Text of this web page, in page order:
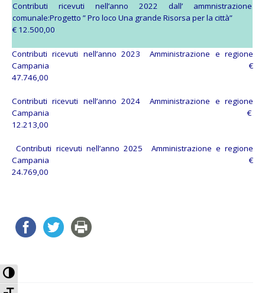
Attiva/disattiva alto contrasto
Contributi ricevuti nell’anno 2022 dall’ ammnistrazione
comunale:Progetto ” Pro loco Una grande Risorsa per la città”
€ 12.500,00
Contributi ricevuti nell’anno 2023 Amministrazione e regione
Campania €
47.746,00
Contributi ricevuti nell’anno 2024 Amministrazione e regione
Campania €
12.213,00
Contributi ricevuti nell’anno 2025 Amministrazione e regione
Campania €
24.769,00